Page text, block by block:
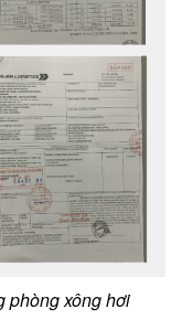
phòng xông hơi